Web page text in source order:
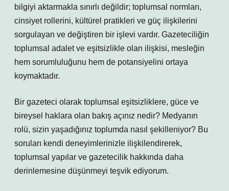
bilgiyi aktarmakla sınırlı değildir; toplumsal normları,
cinsiyet rollerini, kültürel pratikleri ve güç ilişkilerini
sorgulayan ve değiştiren bir işlevi vardır. Gazeteciliğin
toplumsal adalet ve eşitsizlikle olan ilişkisi, mesleğin
hem sorumluluğunu hem de potansiyelini ortaya
koymaktadır.
Bir gazeteci olarak toplumsal eşitsizliklere, güce ve
bireysel haklara olan bakış açınız nedir? Medyanın
rolü, sizin yaşadığınız toplumda nasıl şekilleniyor? Bu
soruları kendi deneyimlerinizle ilişkilendirerek,
toplumsal yapılar ve gazetecilik hakkında daha
derinlemesine düşünmeyi teşvik ediyorum.